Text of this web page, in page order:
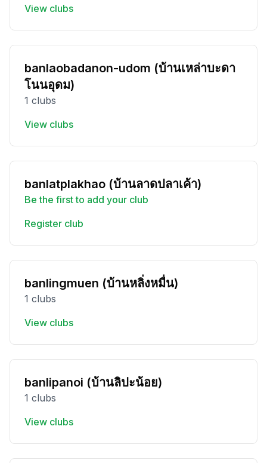
View clubs
banlaobadanon-udom (บ้านเหล่าบะดา
โนนอุดม)
1 clubs
View clubs
banlatplakhao (บ้านลาดปลาเค้า)
Be the first to add your club
Register club
banlingmuen (บ้านหลิ่งหมื่น)
1 clubs
View clubs
banlipanoi (บ้านลิปะน้อย)
1 clubs
View clubs